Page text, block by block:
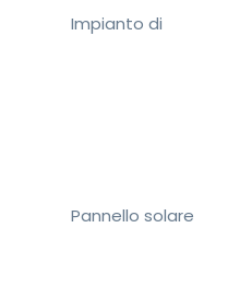
Impianto di
Pannello solare